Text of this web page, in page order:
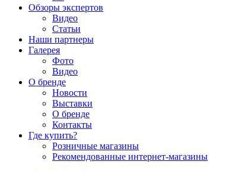
Обзоры экспертов
Видео
Статьи
Наши партнеры
Галерея
Фото
Видео
О бренде
Новости
Выставки
О бренде
Контакты
Где купить?
Розничные магазины
Рекомендованные интернет-магазины